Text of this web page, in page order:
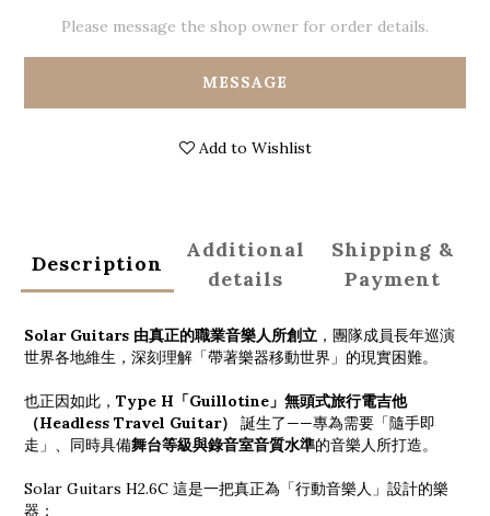
Please message the shop owner for order details.
MESSAGE
Add to Wishlist
Description
Additional
details
Shipping &
Payment
Solar Guitars 由真正的職業音樂人所創立 ，團隊成員長年巡演
世界各地維生，深刻理解「帶著樂器移動世界」的現實困難。
也正因如此， Type H「Guillotine」無頭式旅行電吉他
（Headless Travel Guitar）
誕生了——專為需要「隨手即
走」、同時具備舞台等級與錄音室音質水準的音樂人所打造。
Solar Guitars H2.6C 這是一把真正為「行動音樂人」設計的樂
器：